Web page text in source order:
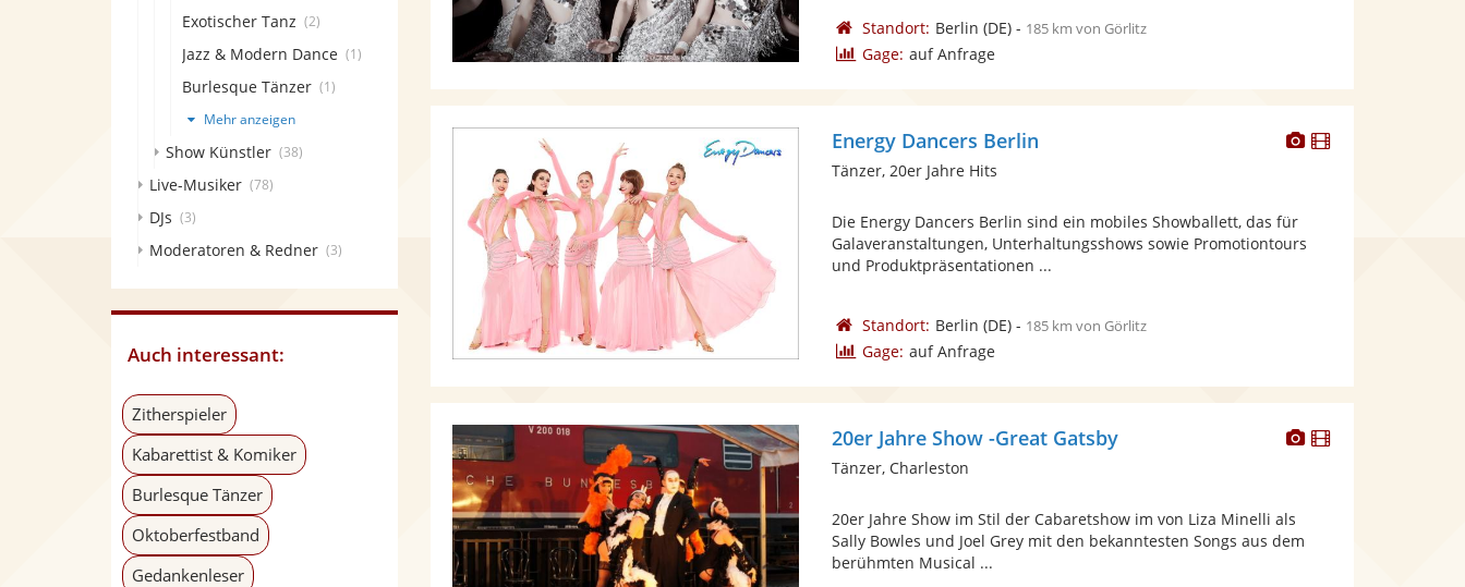
Standort: Berlin (DE)- 185 km von Görlitz
Gage: auf Anfrage
DieserDieser
Energy Dancers Berlin
Tänzer, 20er Jahre Hits
Die Energy Dancers Berlin sind ein mobiles Showballett, das für
Galaveranstaltungen, Unterhaltungsshows sowie Promotiontours
und Produktpräsentationen ...
Standort: Berlin (DE)- 185 km von Görlitz
Gage: auf Anfrage
DieserDieser
20er Jahre Show -Great Gatsby
Tänzer, Charleston
20er Jahre Show im Stil der Cabaretshow im von Liza Minelli als
Sally Bowles und Joel Grey mit den bekanntesten Songs aus dem
berühmten Musical ...
Exotischer Tanz (2)
Jazz & Modern Dance (1)
Burlesque Tänzer (1)
Mehr anzeigen
Show Künstler (38)
Live-Musiker (78)
DJs (3)
Moderatoren & Redner (3)
Auch interessant:
Zitherspieler
Kabarettist & Komiker
Burlesque Tänzer
Oktoberfestband
Gedankenleser